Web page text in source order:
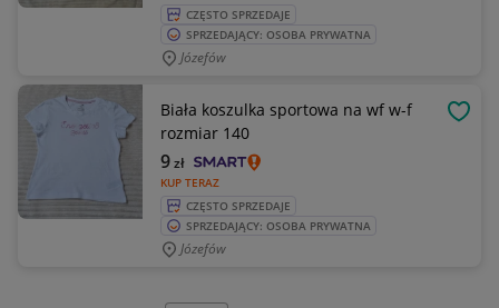
CZĘSTO SPRZEDAJE
SPRZEDAJĄCY: OSOBA PRYWATNA
Józefów
Biała koszulka sportowa na wf w-f
rozmiar 140
KUP TERAZ
9zł
CZĘSTO SPRZEDAJE
SPRZEDAJĄCY: OSOBA PRYWATNA
Józefów